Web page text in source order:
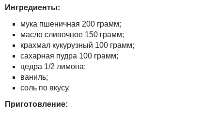
TuchaHost
TuchaMetal
TuchaBackup
TuchaHosting
TuchaSync
Хостинг CRM
Хостинг сайтов-конструкторов
Удаленный офис
Реселінг хостингу
О нас
Компания
Карьера
Контакты
Решения
Для бизнеса
Техподдержка
Инструкции
Ингредиенты:
мука пшеничная 200 грамм;
масло сливочное 150 грамм;
крахмал кукурузный 100 грамм;
сахарная пудра 100 грамм;
цедра 1/2 лимона;
ваниль;
соль по вкусу.
Приготовление: